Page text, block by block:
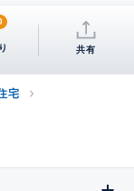
共有
宅